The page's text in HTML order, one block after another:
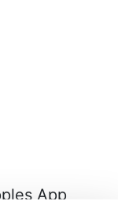
App